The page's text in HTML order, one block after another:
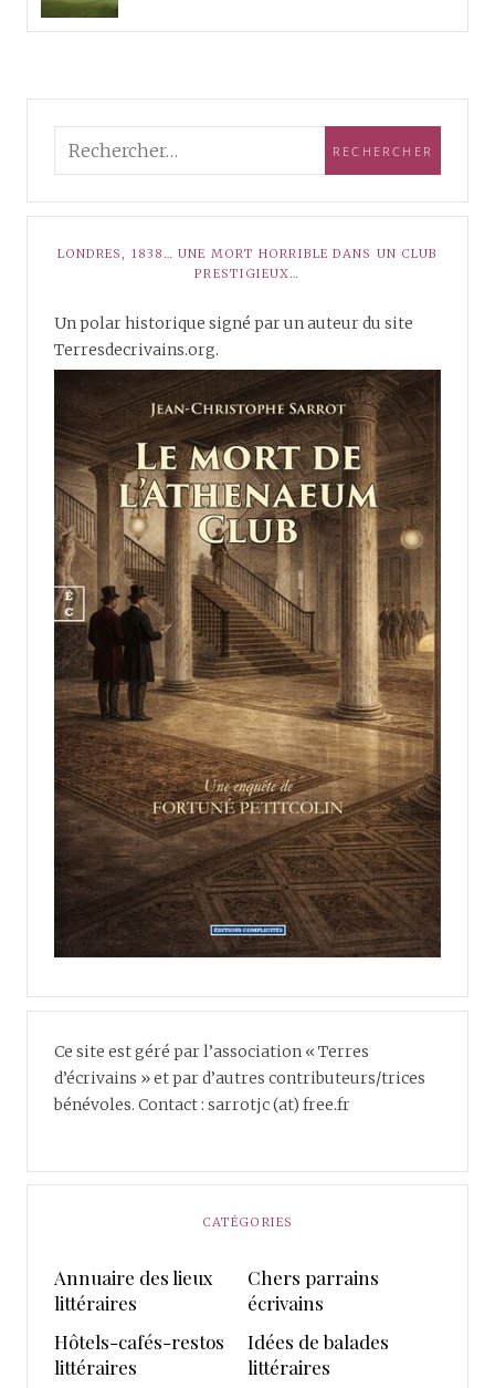
LONDRES, 1838… UNE MORT HORRIBLE DANS UN CLUB
PRESTIGIEUX…
Un polar historique signé par un auteur du site
Terresdecrivains.org.
Ce site est géré par l’association « Terres
d’écrivains » et par d’autres contributeurs/trices
bénévoles. Contact : sarrotjc (at) free.fr
CATÉGORIES
Annuaire des lieux
littéraires
Chers parrains
écrivains
Hôtels-cafés-restos
littéraires
Idées de balades
littéraires